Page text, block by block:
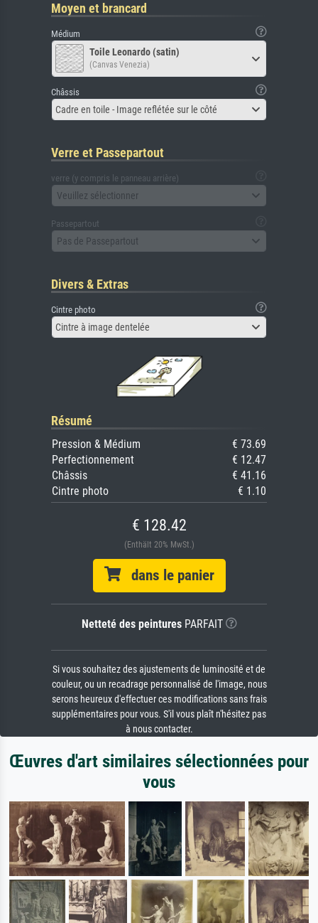
Moyen et brancard
Médium
Toile Leonardo (satin)
(Canvas Venezia)
Châssis
Cadre en toile - Image reflétée sur le côté
Verre et Passepartout
verre (y compris le panneau arrière)
Veuillez sélectionner
Passepartout
Pas de Passepartout
Divers & Extras
Cintre photo
Cintre à image dentelée
Résumé
Pression & Médium
€ 73.69
Perfectionnement
€ 12.47
Châssis
€ 41.16
Cintre photo
€ 1.10
€ 128.42
(Enthält 20% MwSt.)
dans le panier
Netteté des peinturesPARFAIT
Si vous souhaitez des ajustements de luminosité et de
couleur, ou un recadrage personnalisé de l'image, nous
serons heureux d'effectuer ces modifications sans frais
supplémentaires pour vous. S'il vous plaît n'hésitez pas
à nous contacter.
Œuvres d'art similaires sélectionnées pour
vous